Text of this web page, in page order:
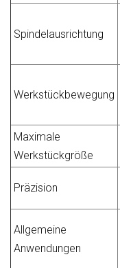
Spindelausrichtung
Werkstückbewegung
Maximale
Werkstückgröße
Präzision
Allgemeine
Anwendungen